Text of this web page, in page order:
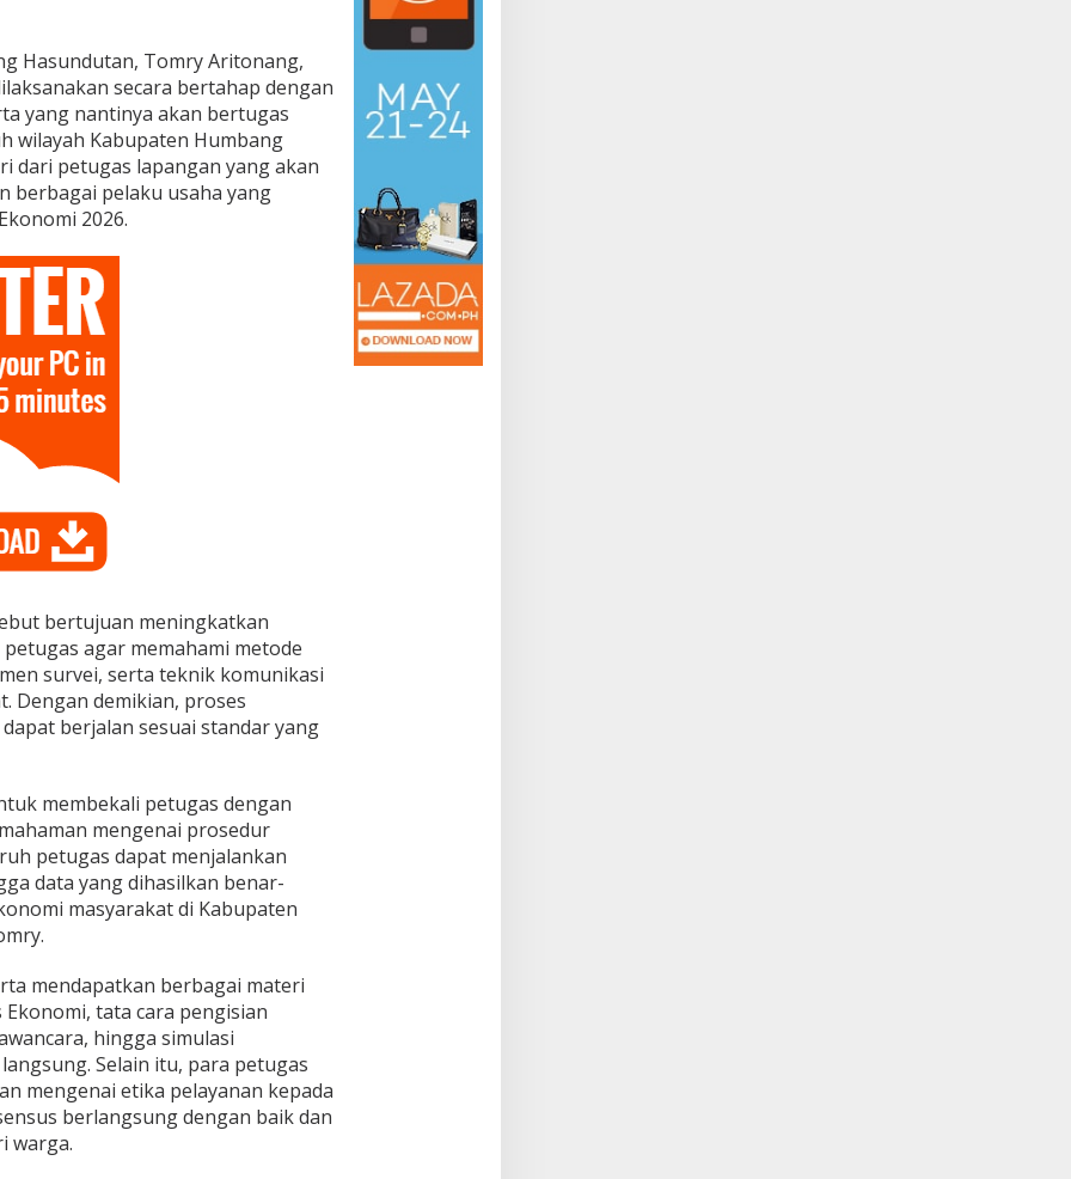
Hasundutan, Tomry Aritonang,
secara bertahap dengan
yang nantinya akan bertugas
wilayah Kabupaten Humbang
dari petugas lapangan yang akan
berbagai pelaku usaha yang
2026.
bertujuan meningkatkan
agar memahami metode
survei, serta teknik komunikasi
Dengan demikian, proses
berjalan sesuai standar yang
membekali petugas dengan
mengenai prosedur
petugas dapat menjalankan
data yang dihasilkan benar-
masyarakat di Kabupaten
mendapatkan berbagai materi
tata cara pengisian
hingga simulasi
Selain itu, para petugas
mengenai etika pelayanan kepada
berlangsung dengan baik dan
warga.